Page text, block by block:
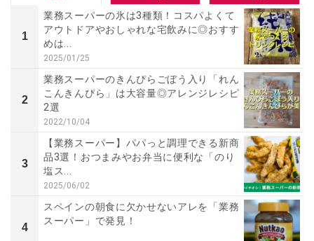
1
業務スーパーの氷は3種類！コスパよくて
アウトドアやおしゃれな宅飲みに◎おすす
めは...
2025/01/25
2
業務スーパーのきんぴらごぼう入り「れん
こんきんぴら」は大容量◎アレンジレシピ
2選
2022/10/04
3
【業務スーパー】パパっと調理できる新商
品3選！おつまみやお弁当に便利な「のり
塩ス...
2025/06/02
4
スペインの朝食に欠かせないアレを「業務
スーパー」で発見！